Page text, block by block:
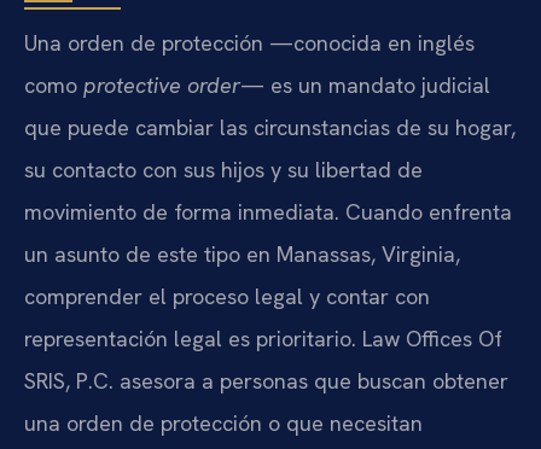
Una orden de protección —conocida en inglés
como protective order— es un mandato judicial
que puede cambiar las circunstancias de su hogar,
su contacto con sus hijos y su libertad de
movimiento de forma inmediata. Cuando enfrenta
un asunto de este tipo en Manassas, Virginia,
comprender el proceso legal y contar con
representación legal es prioritario. Law Offices Of
SRIS, P.C. asesora a personas que buscan obtener
una orden de protección o que necesitan